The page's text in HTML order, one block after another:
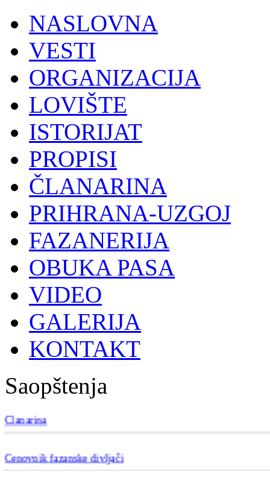
NASLOVNA
VESTI
ORGANIZACIJA
LOVIŠTE
ISTORIJAT
PROPISI
ČLANARINA
PRIHRANA-UZGOJ
FAZANERIJA
OBUKA PASA
VIDEO
GALERIJA
KONTAKT
Saopštenja
Članarina
Cenovnik fazanske divljači